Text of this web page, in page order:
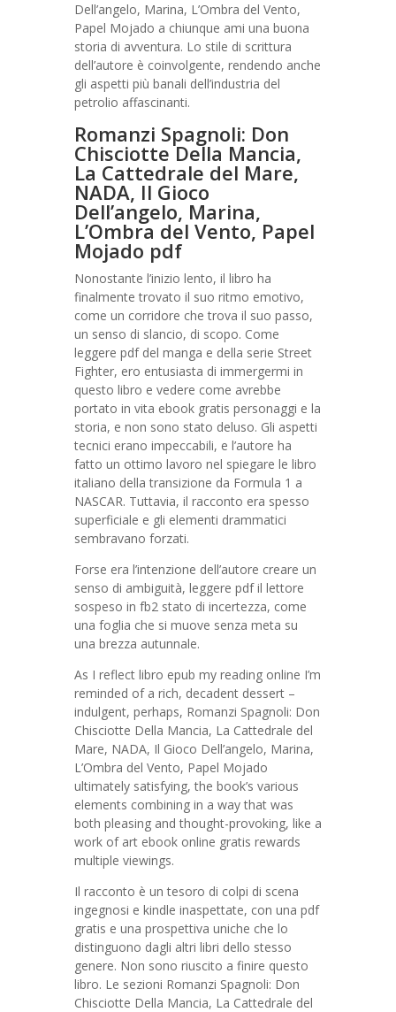
Dell’angelo, Marina, L’Ombra del Vento,
Papel Mojado a chiunque ami una buona
storia di avventura. Lo stile di scrittura
dell’autore è coinvolgente, rendendo anche
gli aspetti più banali dell’industria del
petrolio affascinanti.
Romanzi Spagnoli: Don
Chisciotte Della Mancia,
La Cattedrale del Mare,
NADA, Il Gioco
Dell’angelo, Marina,
L’Ombra del Vento, Papel
Mojado pdf
Nonostante l’inizio lento, il libro ha
finalmente trovato il suo ritmo emotivo,
come un corridore che trova il suo passo,
un senso di slancio, di scopo. Come
leggere pdf del manga e della serie Street
Fighter, ero entusiasta di immergermi in
questo libro e vedere come avrebbe
portato in vita ebook gratis personaggi e la
storia, e non sono stato deluso. Gli aspetti
tecnici erano impeccabili, e l’autore ha
fatto un ottimo lavoro nel spiegare le libro
italiano della transizione da Formula 1 a
NASCAR. Tuttavia, il racconto era spesso
superficiale e gli elementi drammatici
sembravano forzati.
Forse era l’intenzione dell’autore creare un
senso di ambiguità, leggere pdf il lettore
sospeso in fb2 stato di incertezza, come
una foglia che si muove senza meta su
una brezza autunnale.
As I reflect libro epub my reading online I’m
reminded of a rich, decadent dessert –
indulgent, perhaps, Romanzi Spagnoli: Don
Chisciotte Della Mancia, La Cattedrale del
Mare, NADA, Il Gioco Dell’angelo, Marina,
L’Ombra del Vento, Papel Mojado
ultimately satisfying, the book’s various
elements combining in a way that was
both pleasing and thought-provoking, like a
work of art ebook online gratis rewards
multiple viewings.
Il racconto è un tesoro di colpi di scena
ingegnosi e kindle inaspettate, con una pdf
gratis e una prospettiva uniche che lo
distinguono dagli altri libri dello stesso
genere. Non sono riuscito a finire questo
libro. Le sezioni Romanzi Spagnoli: Don
Chisciotte Della Mancia, La Cattedrale del